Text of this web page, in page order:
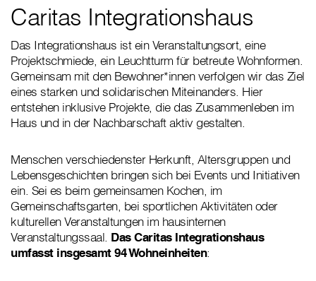
Caritas Integrationshaus
Das Integrationshaus ist ein Veranstaltungsort, eine
Projektschmiede, ein Leuchtturm für betreute Wohnformen.
Gemeinsam mit den Bewohner*innen verfolgen wir das Ziel
eines starken und solidarischen Miteinanders. Hier
entstehen inklusive Projekte, die das Zusammenleben im
Haus und in der Nachbarschaft aktiv gestalten.
Menschen verschiedenster Herkunft, Altersgruppen und
Lebensgeschichten bringen sich bei Events und Initiativen
ein. Sei es beim gemeinsamen Kochen, im
Gemeinschaftsgarten, bei sportlichen Aktivitäten oder
kulturellen Veranstaltungen im hausinternen
Veranstaltungssaal. Das Caritas Integrationshaus
umfasst insgesamt 94 Wohneinheiten: